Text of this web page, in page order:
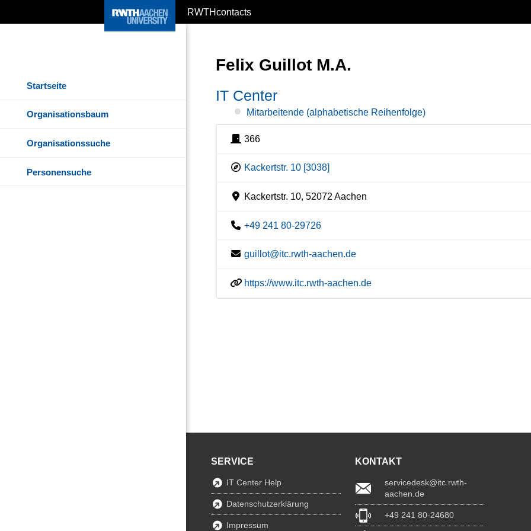
RWTHcontacts
Startseite
Organisationsbaum
Organisationssuche
Personensuche
Felix Guillot M.A.
IT Center
Mitarbeitende (alphabetische Reihenfolge)
366
Kackertstr. 10 [3038]
Kackertstr. 10, 52072 Aachen
+49 241 80-29726
guillot@itc.rwth-aachen.de
https://www.itc.rwth-aachen.de
SERVICE
IT Center Help
Datenschutzerklärung
Impressum
KONTAKT
servicedesk@itc.rwth-
aachen.de
+49 241 80-24680